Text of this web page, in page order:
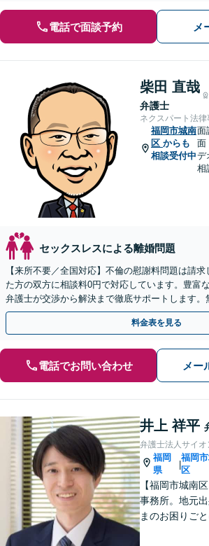
電話で面談予約 メ
柴田 直哉
弁護士
ネクスパート法
福岡市城南
区 からも
相談受付中
面
面
デ
相
セックスレスによる離婚問題
【来所不要／全国対応】不倫の慰謝料問題は請
た方の双方に相談料0円で対応しています。豊富
弁護士が交渉から解決まで徹底サポートします。
手金の返還保証もありますので安心してご相談く
料金表を見る
電話でお問い合わせ メー
井上 祥平
弁護士法人サイ
福岡
県
|
福岡
区
【福岡市城南
事務所。地元
まのお困りご